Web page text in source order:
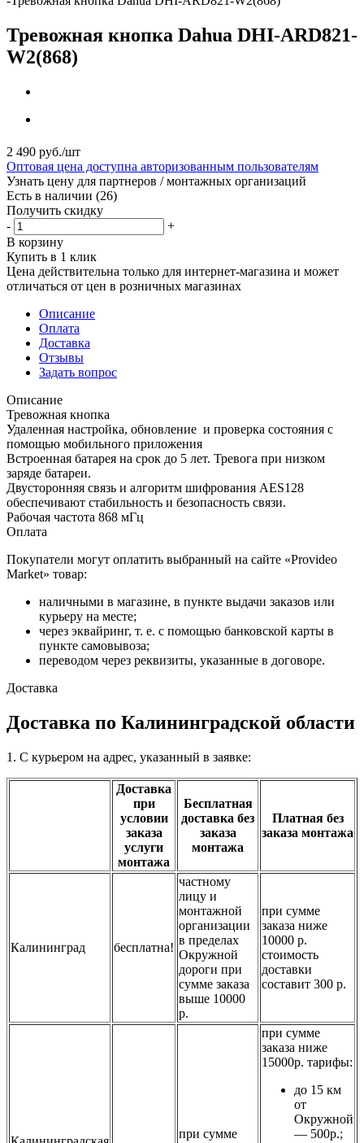
Тревожная кнопка Dahua DHI-ARD821-
W2(868)
2 490 руб./шт
Оптовая цена доступна авторизованным пользователям
Узнать цену для партнеров / монтажных организаций
Есть в наличии (26)
Получить скидку
-
+
В корзину
Купить в 1 клик
Цена действительна только для интернет-магазина и может
отличаться от цен в розничных магазинах
Описание
Оплата
Доставка
Отзывы
Задать вопрос
Описание
Тревожная кнопка
Удаленная настройка, обновление и проверка состояния с
помощью мобильного приложения
Встроенная батарея на срок до 5 лет. Тревога при низком
заряде батареи.
Двусторонняя связь и алгоритм шифрования AES128
обеспечивают стабильность и безопасность связи.
Рабочая частота 868 мГц
Оплата
Покупатели могут оплатить выбранный на сайте «Provideo
Market» товар:
наличными в магазине, в пункте выдачи заказов или
курьеру на месте;
через эквайринг, т. е. с помощью банковской карты в
пункте самовывоза;
переводом через реквизиты, указанные в договоре.
Доставка
Доставка по Калининградской области
1. С курьером на адрес, указанный в заявке:
Доставка
при
условии
заказа
услуги
монтажа
Бесплатная
доставка без
заказа
монтажа
Платная без
заказа монтажа
Калининград бесплатна!
частному
лицу и
монтажной
организации
в пределах
Окружной
дороги при
сумме заказа
выше 10000
р.
при сумме
заказа ниже
10000 р.
стоимость
доставки
составит 300 р.
при сумме
при сумме
заказа ниже
15000р. тарифы:
до 15 км
от
Окружной
— 500р.;